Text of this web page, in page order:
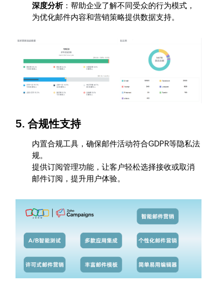
深度分析：帮助企业了解不同受众的行为模式，
为优化邮件内容和营销策略提供数据支持。
5. 合规性支持
内置合规工具，确保邮件活动符合GDPR等隐私法
规。
提供订阅管理功能，让客户轻松选择接收或取消
邮件订阅，提升用户体验。